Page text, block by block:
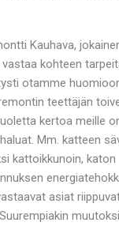
Kauhava,
kohteen
otamme
teettäjän
kertoa meille
Mm. katteen
kattoikkunoin, katon
asiat